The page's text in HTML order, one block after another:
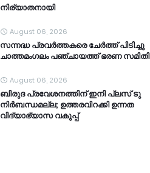
നിര്യാതനായി
August 06, 2026
സന്നദ്ധ പ്രവർത്തകരെ ചേർത്ത് പിടിച്ചു
ചാത്തമംഗലം പഞ്ചായത്ത്‌ ഭരണ സമിതി
August 06, 2026
ബിരുദ പ്രവേശനത്തിന് ഇനി പ്ലസ് ടു
നിർബന്ധമല്ല; ഉത്തരവിറക്കി ഉന്നത
വിദ്യാഭ്യാസ വകുപ്പ്